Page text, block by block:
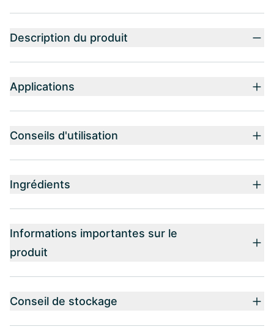
Description du produit
Applications
Conseils d'utilisation
Ingrédients
Informations importantes sur le
produit
Conseil de stockage